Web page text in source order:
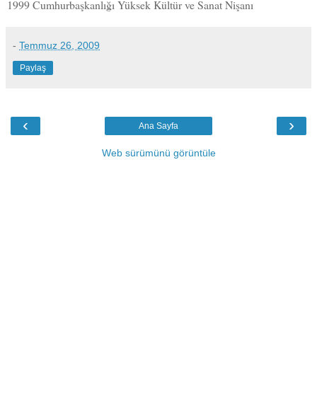
1999 Cumhurbaşkanlığı Yüksek Kültür ve Sanat Nişanı
- Temmuz 26, 2009
Paylaş
‹ ›
Ana Sayfa
Web sürümünü görüntüle